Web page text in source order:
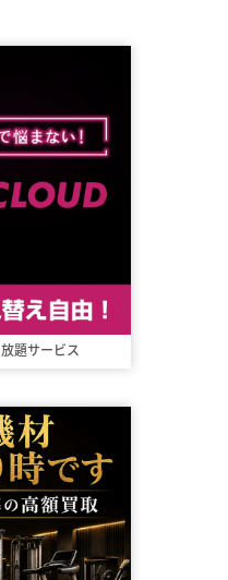
放題サービス